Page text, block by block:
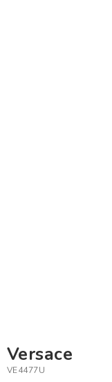
Versace
VE4477U